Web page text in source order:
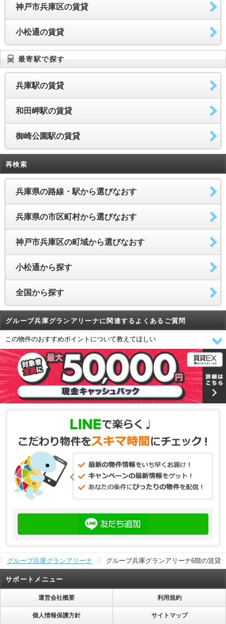
神戸市兵庫区の賃貸
小松通の賃貸
最寄駅で探す
兵庫駅の賃貸
和田岬駅の賃貸
御崎公園駅の賃貸
再検索
兵庫県の路線・駅から選びなおす
兵庫県の市区町村から選びなおす
神戸市兵庫区の町域から選びなおす
小松通から探す
全国から探す
グルーブ兵庫グランアリーナに関連するよくあるご質問
この物件のおすすめポイントについて教えてほしい
グルーブ兵庫グランアリーナ グルーブ兵庫グランアリーナ6階の賃貸
サポートメニュー
運営会社概要 利用規約
個人情報保護方針 サイトマップ